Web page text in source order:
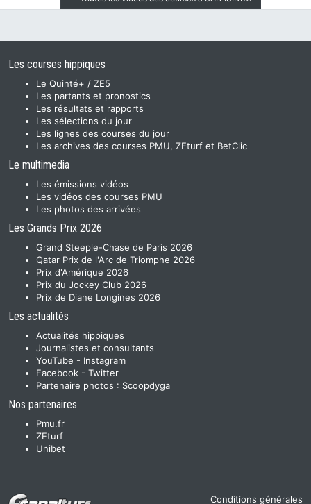
Les courses hippiques
Le Quinté+ / ZE5
Les partants et pronostics
Les résultats et rapports
Les sélections du jour
Les lignes des courses du jour
Les archives des courses PMU, ZEturf et BetClic
Le multimedia
Les émissions vidéos
Les vidéos des courses PMU
Les photos des arrivées
Les Grands Prix 2026
Grand Steeple-Chase de Paris 2026
Qatar Prix de l'Arc de Triomphe 2026
Prix d'Amérique 2026
Prix du Jockey Club 2026
Prix de Diane Longines 2026
Les actualités
Actualités hippiques
Journalistes et consultants
YouTube - Instagram
Facebook - Twitter
Partenaire photos : Scoopdyga
Nos partenaires
Pmu.fr
ZEturf
Unibet
Conditions générales